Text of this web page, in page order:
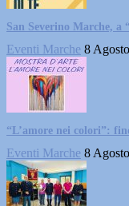
San Severino Marche, a
Eventi Marche 8
“L’amore nei colori”:
Eventi Marche 8